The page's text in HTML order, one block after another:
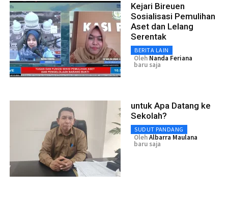
Kejari Bireuen
Sosialisasi Pemulihan
Aset dan Lelang
Serentak
BERITA LAIN
Oleh Nanda Feriana
baru saja
untuk Apa Datang ke
Sekolah?
SUDUT PANDANG
OlehAlbarra Maulana
baru saja